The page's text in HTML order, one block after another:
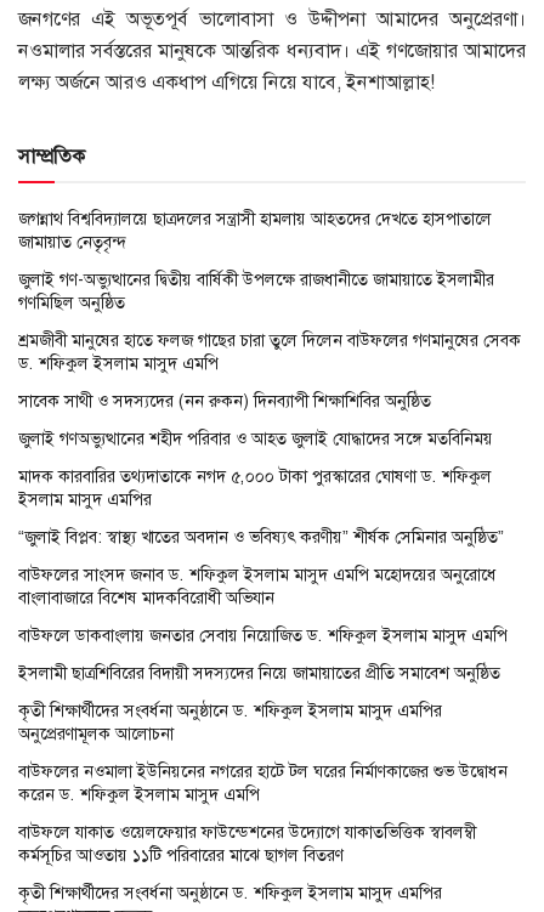
​জনগণের এই অভূতপূর্ব ভালোবাসা ও উদ্দীপনা আমাদের অনুপ্রেরণা।
নওমালার সর্বস্তরের মানুষকে আন্তরিক ধন্যবাদ। এই গণজোয়ার আমাদের
লক্ষ্য অর্জনে আরও একধাপ এগিয়ে নিয়ে যাবে, ইনশাআল্লাহ!
সাম্প্রতিক
জগন্নাথ বিশ্ববিদ্যালয়ে ছাত্রদলের সন্ত্রাসী হামলায় আহতদের দেখতে হাসপাতালে
জামায়াত নেতৃবৃন্দ
জুলাই গণ-অভ্যুত্থানের দ্বিতীয় বার্ষিকী উপলক্ষে রাজধানীতে জামায়াতে ইসলামীর
গণমিছিল অনুষ্ঠিত
শ্রমজীবী মানুষের হাতে ফলজ গাছের চারা তুলে দিলেন বাউফলের গণমানুষের সেবক
ড. শফিকুল ইসলাম মাসুদ এমপি
সাবেক সাথী ও সদস্যদের (নন রুকন) দিনব্যাপী শিক্ষাশিবির অনুষ্ঠিত
জুলাই গণঅভ্যুত্থানের শহীদ পরিবার ও আহত জুলাই যোদ্ধাদের সঙ্গে মতবিনিময়
মাদক কারবারির তথ্যদাতাকে নগদ ৫,০০০ টাকা পুরস্কারের ঘোষণা ড. শফিকুল
ইসলাম মাসুদ এমপির
“জুলাই বিপ্লব: স্বাস্থ্য খাতের অবদান ও ভবিষ্যৎ করণীয়” শীর্ষক সেমিনার অনুষ্ঠিত”
বাউফলের সাংসদ জনাব ড. শফিকুল ইসলাম মাসুদ এমপি মহোদয়ের অনুরোধে
বাংলাবাজারে বিশেষ মাদকবিরোধী অভিযান
বাউফলে ডাকবাংলায় জনতার সেবায় নিয়োজিত ড. শফিকুল ইসলাম মাসুদ এমপি
ইসলামী ছাত্রশিবিরের বিদায়ী সদস্যদের নিয়ে জামায়াতের প্রীতি সমাবেশ অনুষ্ঠিত
কৃতী শিক্ষার্থীদের সংবর্ধনা অনুষ্ঠানে ড. শফিকুল ইসলাম মাসুদ এমপির
অনুপ্রেরণামূলক আলোচনা
বাউফলের নওমালা ইউনিয়নের নগরের হাটে টল ঘরের নির্মাণকাজের শুভ উদ্বোধন
করেন ড. শফিকুল ইসলাম মাসুদ এমপি
বাউফলে যাকাত ওয়েলফেয়ার ফাউন্ডেশনের উদ্যোগে যাকাতভিত্তিক স্বাবলম্বী
কর্মসূচির আওতায় ১১টি পরিবারের মাঝে ছাগল বিতরণ
কৃতী শিক্ষার্থীদের সংবর্ধনা অনুষ্ঠানে ড. শফিকুল ইসলাম মাসুদ এমপির